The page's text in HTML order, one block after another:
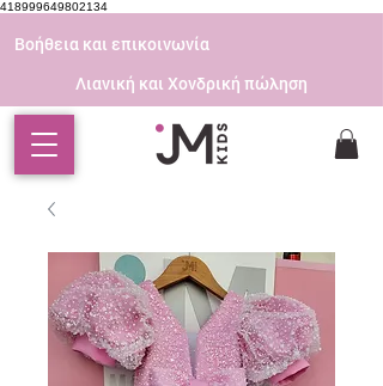
418999649802134
Βοήθεια και επικοινωνία
Λιανική και Χονδρική πώληση